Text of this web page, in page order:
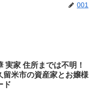
001
実家 住所までは不明！
留米市の資産家とお嬢様
ド